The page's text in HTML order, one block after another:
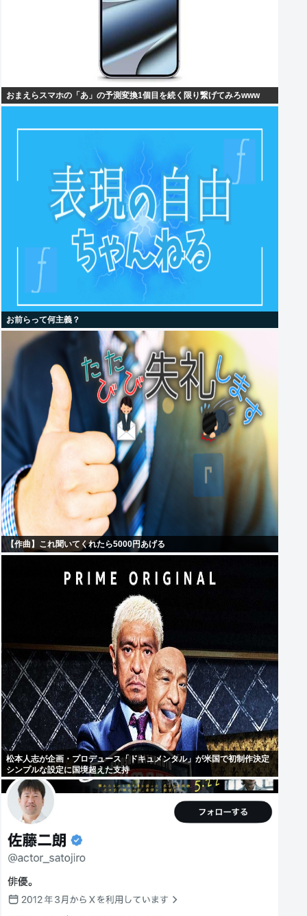
おまえらスマホの「あ」の予測変換1個目を続く限り繋げてみろwww
お前らって何主義？
【作曲】これ聞いてくれたら5000円あげる
松本人志が企画・プロデュース「ドキュメンタル」が米国で初制作決定
シンプルな設定に国境超えた支持